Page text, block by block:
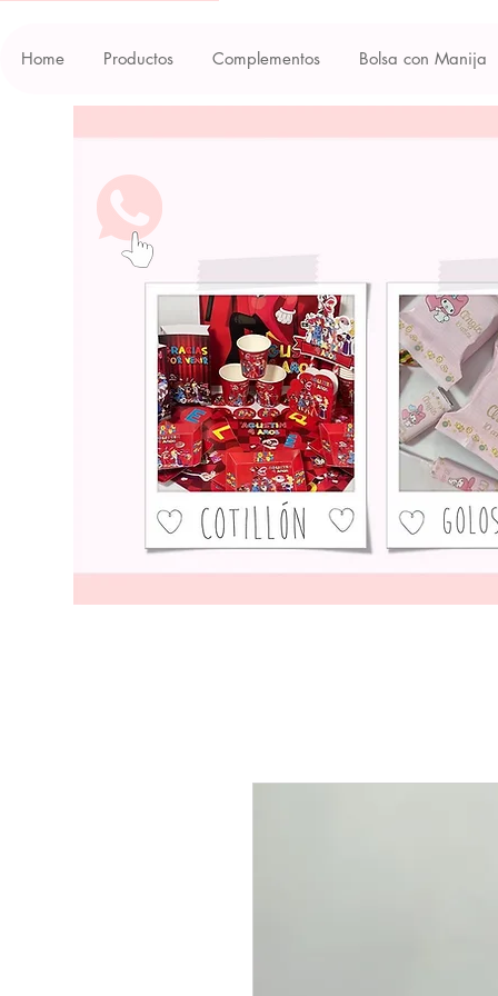
Home Productos Complementos Bolsa con Manija